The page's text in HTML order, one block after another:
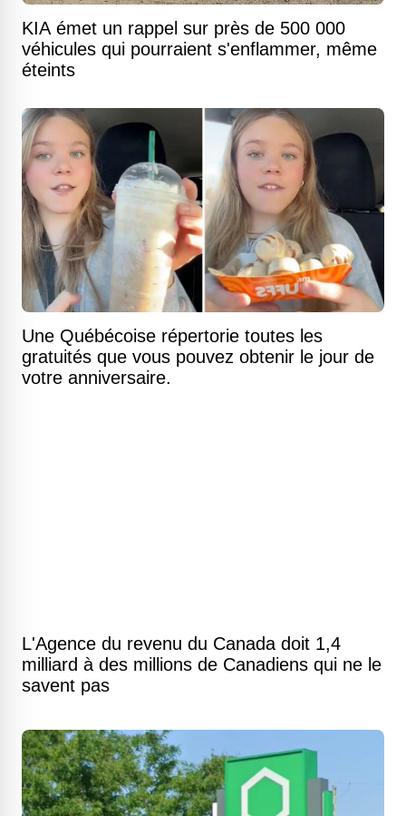
KIA émet un rappel sur près de 500 000
véhicules qui pourraient s'enflammer, même
éteints
Une Québécoise répertorie toutes les
gratuités que vous pouvez obtenir le jour de
votre anniversaire.
L'Agence du revenu du Canada doit 1,4
milliard à des millions de Canadiens qui ne le
savent pas